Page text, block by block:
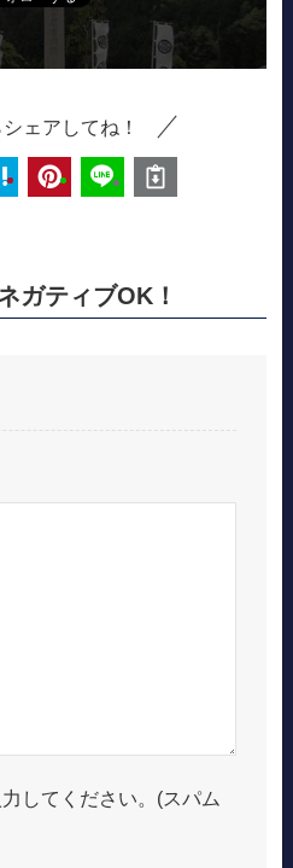
ェアしてね！
ガティブOK！
してください。(スパム